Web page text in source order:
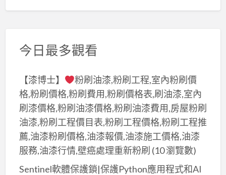
今日最多觀看
【漆博士】
粉刷油漆,粉刷工程,室內粉刷價
格,粉刷價格,粉刷費用,粉刷價格表,刷油漆,室內
刷漆價格,粉刷油漆價格,粉刷油漆費用,房屋粉刷
油漆,粉刷工程價目表,粉刷工程價格,粉刷工程推
薦,油漆粉刷價格,油漆報價,油漆施工價格,油漆
服務,油漆行情,壁癌處理重新粉刷 (10 瀏覽數)
Sentinel軟體保護鎖|保護Python應用程式和AI